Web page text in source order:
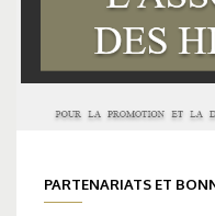
PARTENARIATS ET